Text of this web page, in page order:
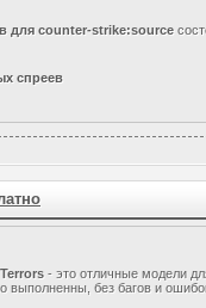
для counter-strike:source
спреев
- это отличные модели
выполненны, без багов и